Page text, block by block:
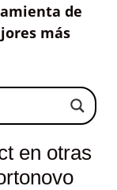
de
más
en otras